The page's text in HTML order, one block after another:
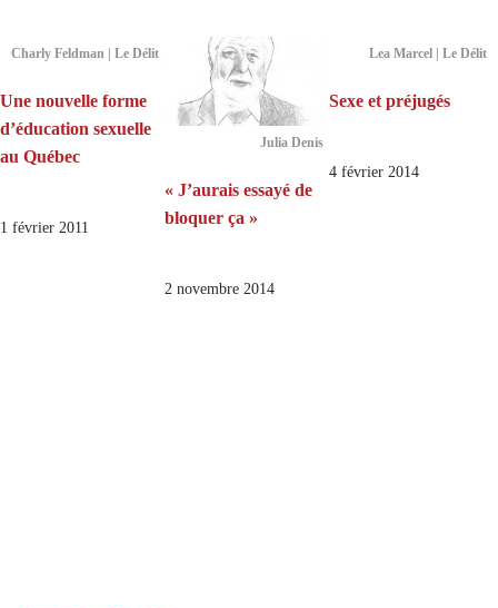
Charly Feldman | Le Délit
Une nouvelle forme
d’éducation sexuelle
au Québec
1 février 2011
Julia Denis
« J’aurais essayé de
bloquer ça »
2 novembre 2014
Lea Marcel | Le Délit
Sexe et préjugés
4 février 2014